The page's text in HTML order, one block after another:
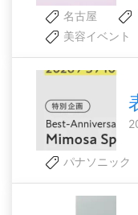
名古屋
美容イベント
パナソニック